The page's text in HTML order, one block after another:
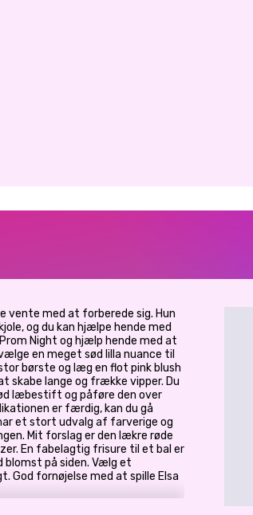
vente med at forberede sig. Hun
og du kan hjælpe hende med
Night og hjælp hende med at
en meget sød lilla nuance til
børste og læg en flot pink blush
skabe lange og frække vipper. Du
læbestift og påføre den over
er færdig, kan du gå
et stort udvalg af farverige og
Mit forslag er den lækre røde
En fabelagtig frisure til et bal er
blomst på siden. Vælg et
God fornøjelse med at spille Elsa